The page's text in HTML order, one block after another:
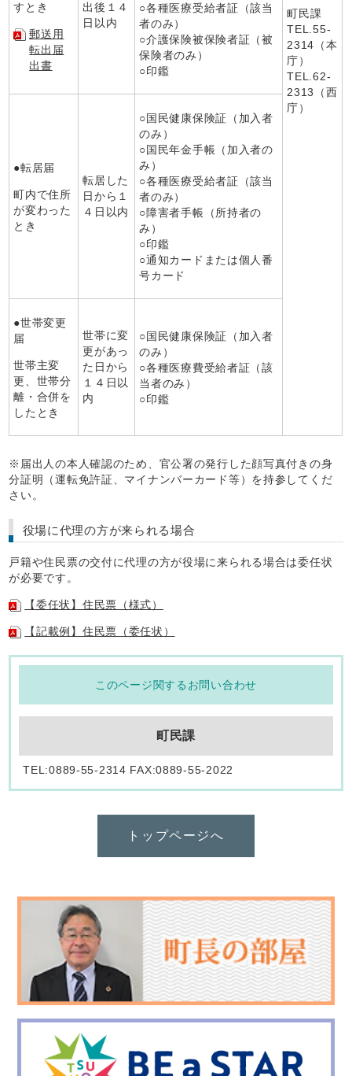
町民課
TEL.55-
2314（本
庁）
TEL.62-
2313（西
庁）
すとき
郵送用
転出届
出書
出後１４
日以内
○各種医療受給者証（該当
者のみ）
○介護保険被保険者証（被
保険者のみ）
○印鑑
●転居届
町内で住所
が変わった
とき
転居した
日から１
４日以内
○国民健康保険証（加入者
のみ）
○国民年金手帳（加入者の
み）
○各種医療受給者証（該当
者のみ）
○障害者手帳（所持者の
み）
○印鑑
○通知カードまたは個人番
号カード
●世帯変更
届
世帯主変
更、世帯分
離・合併を
したとき
世帯に変
更があっ
た日から
１４日以
内
○国民健康保険証（加入者
のみ）
○各種医療費受給者証（該
当者のみ）
○印鑑
※届出人の本人確認のため、官公署の発行した顔写真付きの身
分証明（運転免許証、マイナンバーカード等）を持参してくだ
さい。
役場に代理の方が来られる場合
戸籍や住民票の交付に代理の方が役場に来られる場合は委任状
が必要です。
【委任状】住民票（様式）
【記載例】住民票（委任状）
このページ関するお問い合わせ
町民課
TEL:0889-55-2314 FAX:0889-55-2022
トップページへ